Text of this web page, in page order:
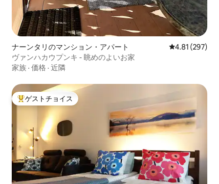
ナーンタリのマンション・アパート レビュー297
4.81 (297)
ヴァンハカウプンキ - 眺めのよいお家
家族 · 価格 · 近隣
大好評のゲストチョイスです。
ゲストチョイス